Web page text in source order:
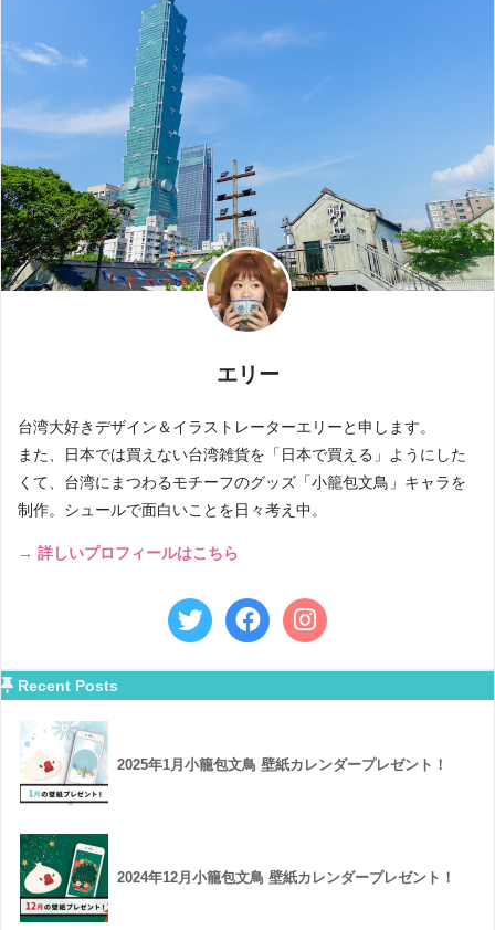
エリー
台湾大好きデザイン＆イラストレーターエリーと申します。
また、日本では買えない台湾雑貨を「日本で買える」ようにした
くて、台湾にまつわるモチーフのグッズ「小籠包文鳥」キャラを
制作。シュールで面白いことを日々考え中。
→ 詳しいプロフィールはこちら
Recent Posts
2025年1月小籠包文鳥 壁紙カレンダープレゼント！
2024年12月小籠包文鳥 壁紙カレンダープレゼント！